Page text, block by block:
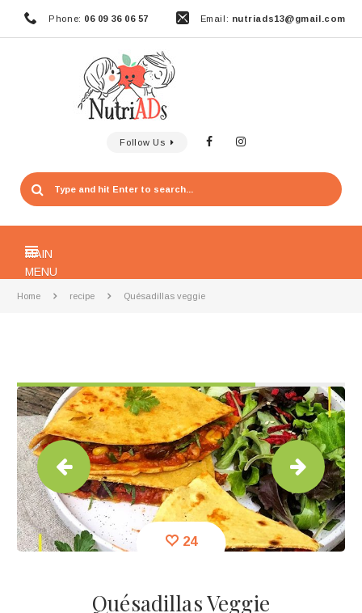
Phone: 06 09 36 06 57 Email: nutriads13@gmail.com
Follow Us
MAIN
MENU
Home recipe Quésadillas veggie
24
Quésadillas Veggie